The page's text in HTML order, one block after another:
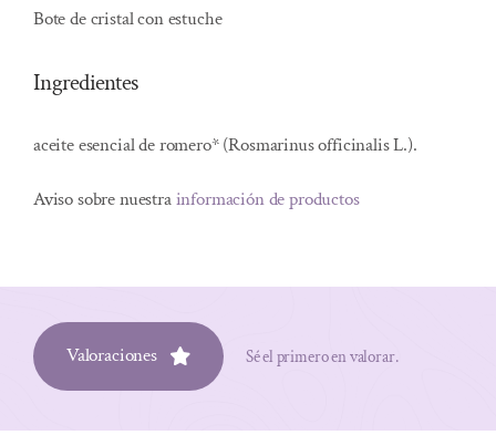
Bote de cristal con estuche
Ingredientes
aceite esencial de romero* (Rosmarinus officinalis L.).
Aviso sobre nuestrainformación de productos
Valoraciones Sé el primero en valorar.